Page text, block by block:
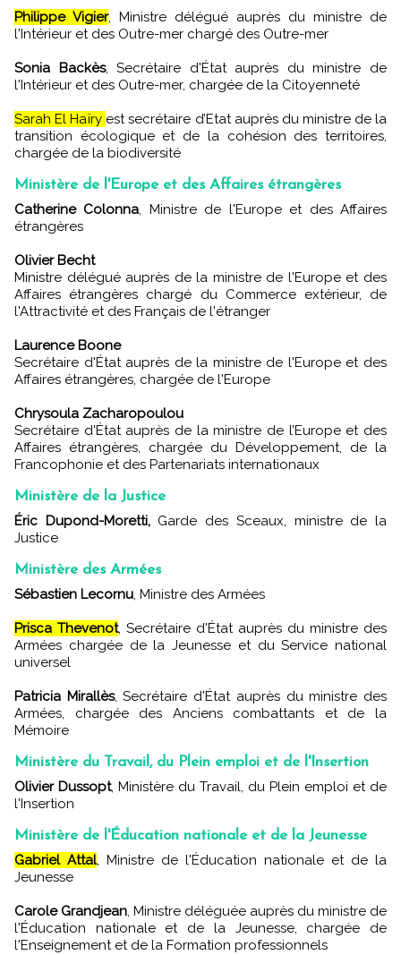
Philippe Vigier, Ministre délégué auprès du ministre de
l'Intérieur et des Outre-mer chargé des Outre-mer
Sonia Backès, Secrétaire d'État auprès du ministre de
l'Intérieur et des Outre-mer, chargée de la Citoyenneté
Sarah El Haïry est secrétaire d’Etat auprès du ministre de la
transition écologique et de la cohésion des territoires,
chargée de la biodiversité
Ministère de l'Europe et des Affaires étrangères
Catherine Colonna, Ministre de l'Europe et des Affaires
étrangères
Olivier Becht
Ministre délégué auprès de la ministre de l'Europe et des
Affaires étrangères chargé du Commerce extérieur, de
l'Attractivité et des Français de l'étranger
Laurence Boone
Secrétaire d'État auprès de la ministre de l'Europe et des
Affaires étrangères, chargée de l'Europe
Chrysoula Zacharopoulou
Secrétaire d'État auprès de la ministre de l’Europe et des
Affaires étrangères, chargée du Développement, de la
Francophonie et des Partenariats internationaux
Ministère de la Justice
Éric Dupond-Moretti,Garde des Sceaux, ministre de la
Justice
Ministère des Armées
Sébastien Lecornu, Ministre des Armées
Prisca Thevenot, Secrétaire d'État auprès du ministre des
Armées chargée de la Jeunesse et du Service national
universel
Patricia Mirallès, Secrétaire d'État auprès du ministre des
Armées, chargée des Anciens combattants et de la
Mémoire
Ministère du Travail, du Plein emploi et de l'Insertion
Olivier Dussopt, Ministère du Travail, du Plein emploi et de
l'Insertion
Ministère de l'Éducation nationale et de la Jeunesse
Gabriel Attal, Ministre de l'Éducation nationale et de la
Jeunesse
Carole Grandjean, Ministre déléguée auprès du ministre de
l'Éducation nationale et de la Jeunesse, chargée de
l'Enseignement et de la Formation professionnels